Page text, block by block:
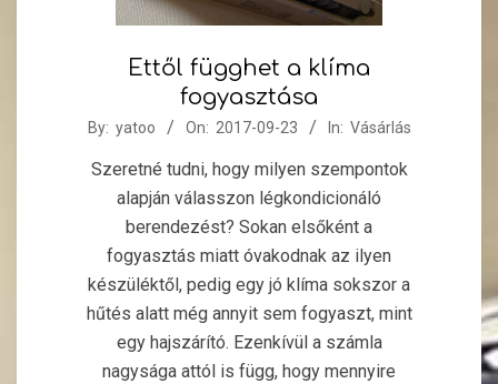
Ettől függhet a klíma
fogyasztása
2017-
By: yatoo On: 2017-09-23 In: Vásárlás
Szeretné tudni, hogy milyen szempontok
alapján válasszon légkondicionáló
berendezést? Sokan elsőként a
fogyasztás miatt óvakodnak az ilyen
készüléktől, pedig egy jó klíma sokszor a
hűtés alatt még annyit sem fogyaszt, mint
egy hajszárító. Ezenkívül a számla
nagysága attól is függ, hogy mennyire